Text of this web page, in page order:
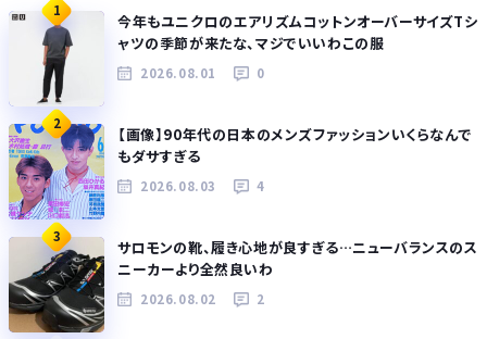
1
今年もユニクロのエアリズムコットンオーバーサイズTシ
ャツの季節が来たな、マジでいいわこの服
2026.08.01 0
2
【画像】90年代の日本のメンズファッションいくらなんで
もダサすぎる
2026.08.03 4
3
サロモンの靴、履き心地が良すぎる…ニューバランスのス
ニーカーより全然良いわ
2026.08.02 2